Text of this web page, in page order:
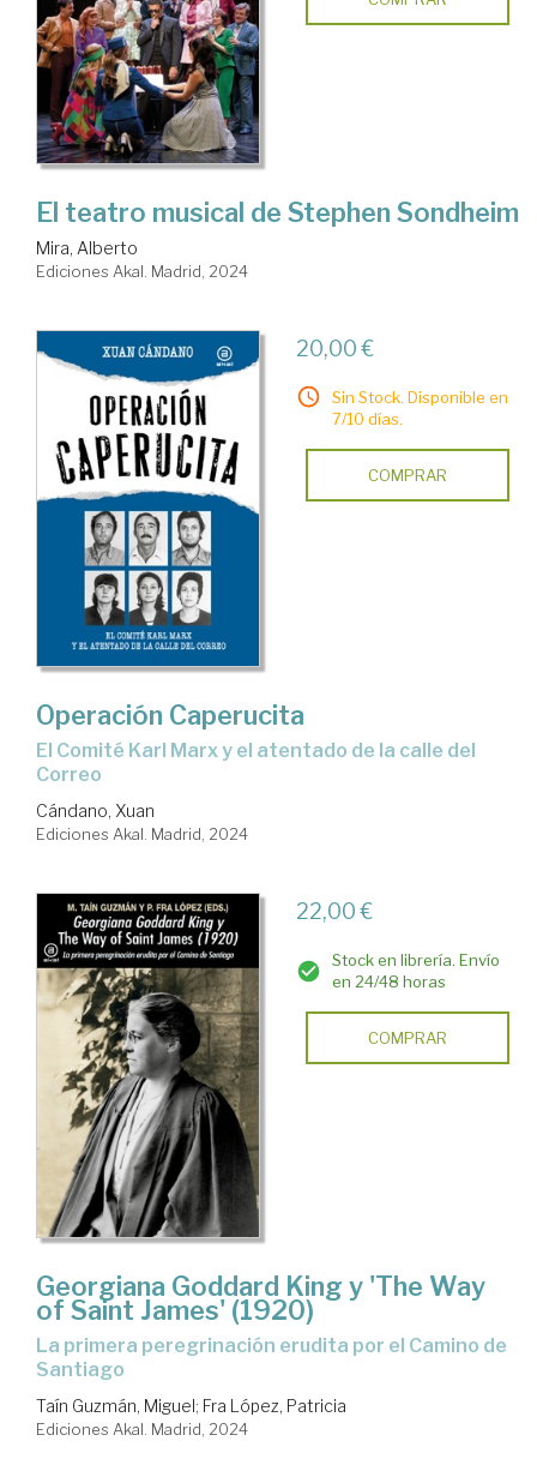
El teatro musical de Stephen Sondheim
Mira, Alberto
Ediciones Akal. Madrid, 2024
20,00 €
Sin Stock. Disponible en
7/10 días.
COMPRAR
Operación Caperucita
El Comité Karl Marx y el atentado de la calle del
Correo
Cándano, Xuan
Ediciones Akal. Madrid, 2024
22,00 €
Stock en librería. Envío
en 24/48 horas
COMPRAR
Georgiana Goddard King y 'The Way
of Saint James' (1920)
La primera peregrinación erudita por el Camino de
Santiago
Taín Guzmán, Miguel; Fra López, Patricia
Ediciones Akal. Madrid, 2024